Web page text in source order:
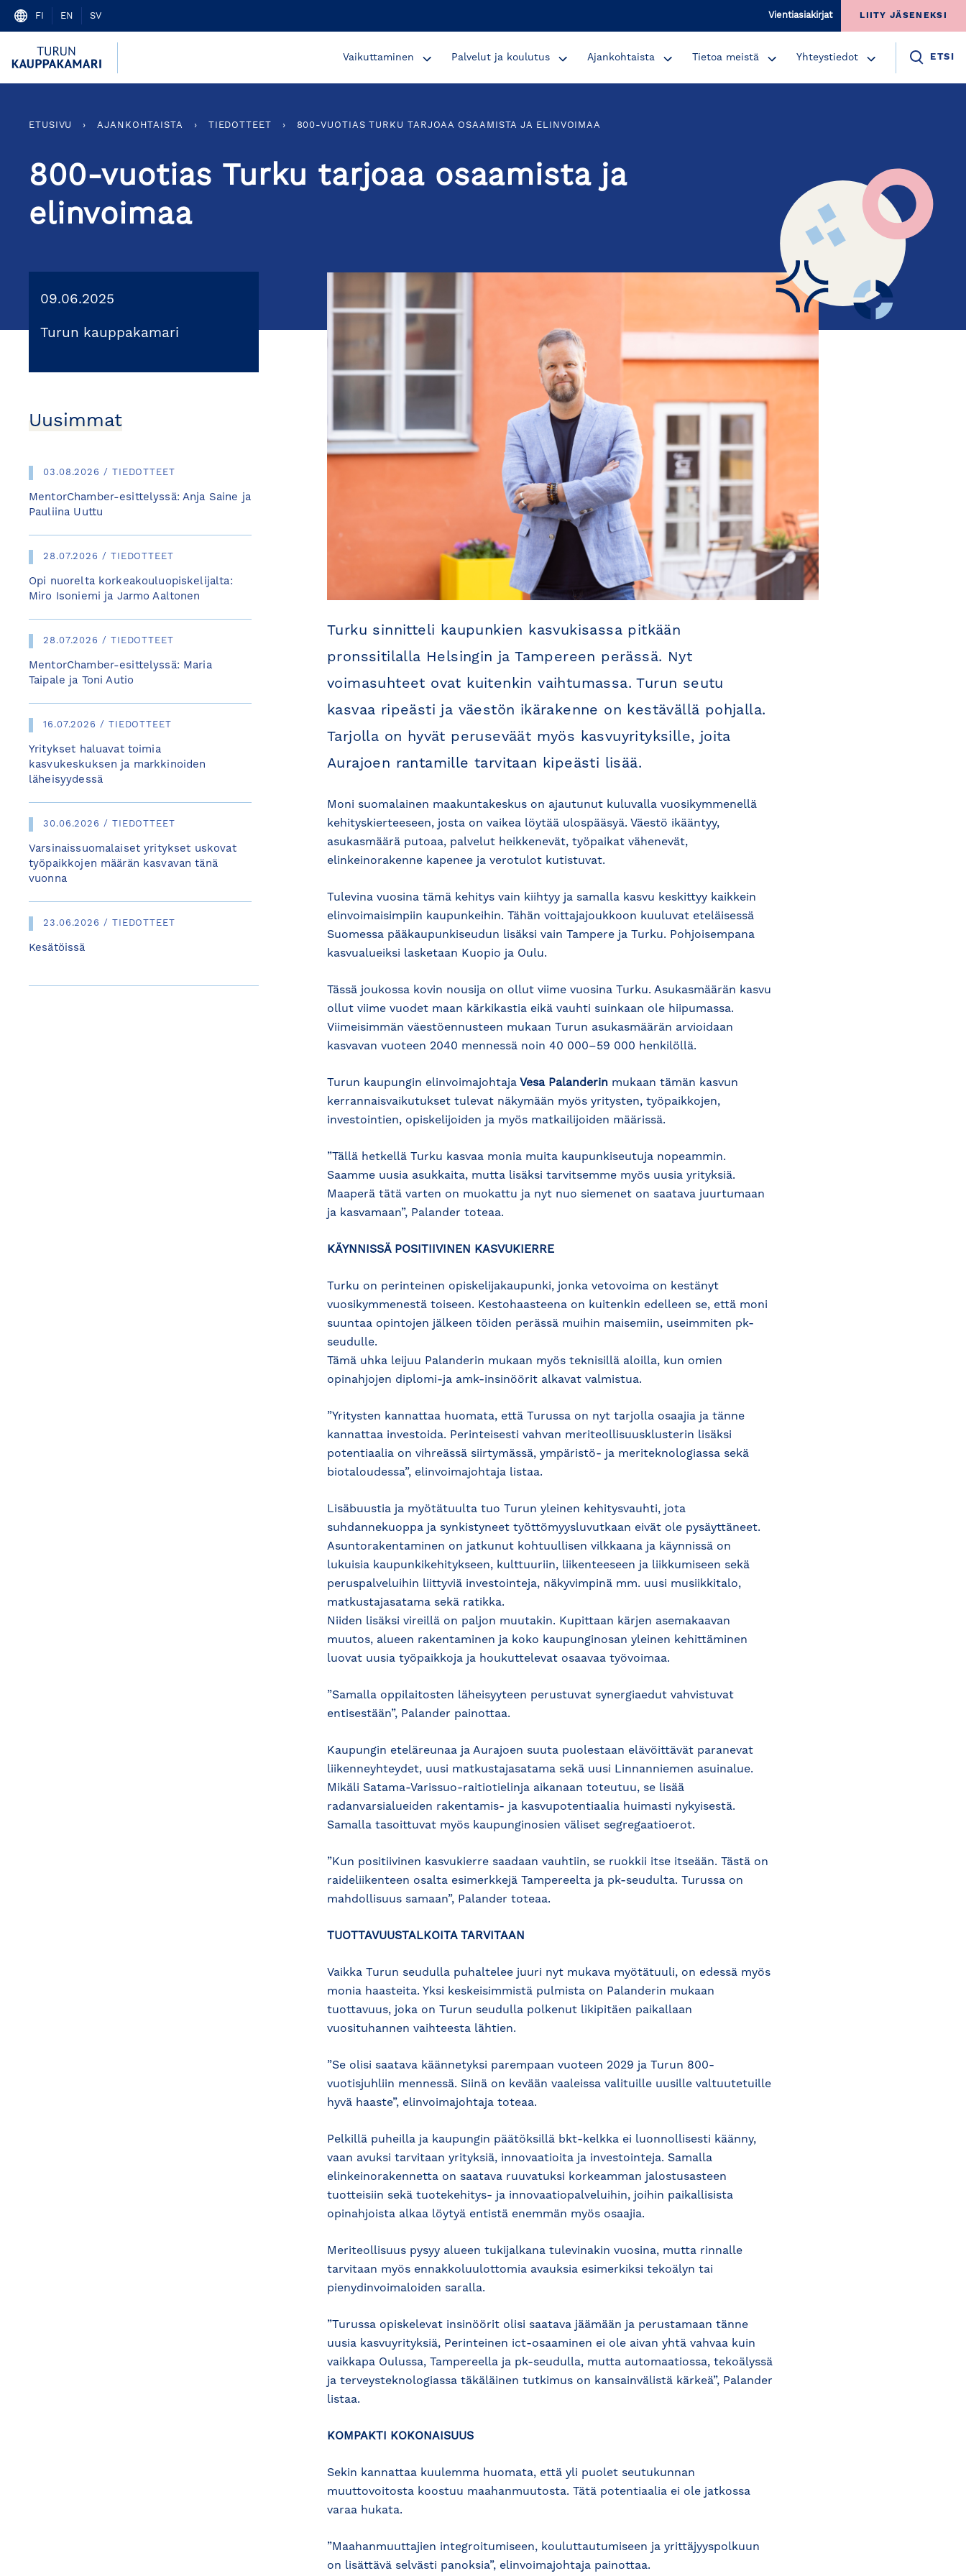
Skip
FI EN SV Vientiasiakirjat LIITY JÄSENEKSI
Vaikuttaminen Palvelut ja koulutus Ajankohtaista Tietoa meistä Yhteystiedot ETSI
ETUSIVU › AJANKOHTAISTA › TIEDOTTEET › 800-VUOTIAS TURKU TARJOAA OSAAMISTA JA ELINVOIMAA
800-vuotias Turku tarjoaa osaamista ja
elinvoimaa
09.06.2025
Turun kauppakamari
Uusimmat
03.08.2026 / TIEDOTTEET
MentorChamber-esittelyssä: Anja Saine ja
Pauliina Uuttu
28.07.2026 / TIEDOTTEET
Opi nuorelta korkeakouluopiskelijalta:
Miro Isoniemi ja Jarmo Aaltonen
28.07.2026 / TIEDOTTEET
MentorChamber-esittelyssä: Maria
Taipale ja Toni Autio
16.07.2026 / TIEDOTTEET
Yritykset haluavat toimia
kasvukeskuksen ja markkinoiden
läheisyydessä
30.06.2026 / TIEDOTTEET
Varsinaissuomalaiset yritykset uskovat
työpaikkojen määrän kasvavan tänä
vuonna
23.06.2026 / TIEDOTTEET
Kesätöissä
Turku sinnitteli kaupunkien kasvukisassa pitkään
pronssitilalla Helsingin ja Tampereen perässä. Nyt
voimasuhteet ovat kuitenkin vaihtumassa. Turun seutu
kasvaa ripeästi ja väestön ikärakenne on kestävällä pohjalla.
Tarjolla on hyvät peruseväät myös kasvuyrityksille, joita
Aurajoen rantamille tarvitaan kipeästi lisää.
Moni suomalainen maakuntakeskus on ajautunut kuluvalla vuosikymmenellä
kehityskierteeseen, josta on vaikea löytää ulospääsyä. Väestö ikääntyy,
asukasmäärä putoaa, palvelut heikkenevät, työpaikat vähenevät,
elinkeinorakenne kapenee ja verotulot kutistuvat.
Tulevina vuosina tämä kehitys vain kiihtyy ja samalla kasvu keskittyy kaikkein
elinvoimaisimpiin kaupunkeihin. Tähän voittajajoukkoon kuuluvat eteläisessä
Suomessa pääkaupunkiseudun lisäksi vain Tampere ja Turku. Pohjoisempana
kasvualueiksi lasketaan Kuopio ja Oulu.
Tässä joukossa kovin nousija on ollut viime vuosina Turku. Asukasmäärän kasvu
ollut viime vuodet maan kärkikastia eikä vauhti suinkaan ole hiipumassa.
Viimeisimmän väestöennusteen mukaan Turun asukasmäärän arvioidaan
kasvavan vuoteen 2040 mennessä noin 40 000–59 000 henkilöllä.
Turun kaupungin elinvoimajohtaja Vesa Palanderin mukaan tämän kasvun
kerrannaisvaikutukset tulevat näkymään myös yritysten, työpaikkojen,
investointien, opiskelijoiden ja myös matkailijoiden määrissä.
”Tällä hetkellä Turku kasvaa monia muita kaupunkiseutuja nopeammin.
Saamme uusia asukkaita, mutta lisäksi tarvitsemme myös uusia yrityksiä.
Maaperä tätä varten on muokattu ja nyt nuo siemenet on saatava juurtumaan
ja kasvamaan”, Palander toteaa.
KÄYNNISSÄ POSITIIVINEN KASVUKIERRE
Turku on perinteinen opiskelijakaupunki, jonka vetovoima on kestänyt
vuosikymmenestä toiseen. Kestohaasteena on kuitenkin edelleen se, että moni
suuntaa opintojen jälkeen töiden perässä muihin maisemiin, useimmiten pk-
seudulle.
Tämä uhka leijuu Palanderin mukaan myös teknisillä aloilla, kun omien
opinahjojen diplomi-ja amk-insinöörit alkavat valmistua.
”Yritysten kannattaa huomata, että Turussa on nyt tarjolla osaajia ja tänne
kannattaa investoida. Perinteisesti vahvan meriteollisuusklusterin lisäksi
potentiaalia on vihreässä siirtymässä, ympäristö- ja meriteknologiassa sekä
biotaloudessa”, elinvoimajohtaja listaa.
Lisäbuustia ja myötätuulta tuo Turun yleinen kehitysvauhti, jota
suhdannekuoppa ja synkistyneet työttömyysluvutkaan eivät ole pysäyttäneet.
Asuntorakentaminen on jatkunut kohtuullisen vilkkaana ja käynnissä on
lukuisia kaupunkikehitykseen, kulttuuriin, liikenteeseen ja liikkumiseen sekä
peruspalveluihin liittyviä investointeja, näkyvimpinä mm. uusi musiikkitalo,
matkustajasatama sekä ratikka.
Niiden lisäksi vireillä on paljon muutakin. Kupittaan kärjen asemakaavan
muutos, alueen rakentaminen ja koko kaupunginosan yleinen kehittäminen
luovat uusia työpaikkoja ja houkuttelevat osaavaa työvoimaa.
”Samalla oppilaitosten läheisyyteen perustuvat synergiaedut vahvistuvat
entisestään”, Palander painottaa.
Kaupungin eteläreunaa ja Aurajoen suuta puolestaan elävöittävät paranevat
liikenneyhteydet, uusi matkustajasatama sekä uusi Linnanniemen asuinalue.
Mikäli Satama-Varissuo-raitiotielinja aikanaan toteutuu, se lisää
radanvarsialueiden rakentamis- ja kasvupotentiaalia huimasti nykyisestä.
Samalla tasoittuvat myös kaupunginosien väliset segregaatioerot.
”Kun positiivinen kasvukierre saadaan vauhtiin, se ruokkii itse itseään. Tästä on
raideliikenteen osalta esimerkkejä Tampereelta ja pk-seudulta. Turussa on
mahdollisuus samaan”, Palander toteaa.
TUOTTAVUUSTALKOITA TARVITAAN
Vaikka Turun seudulla puhaltelee juuri nyt mukava myötätuuli, on edessä myös
monia haasteita. Yksi keskeisimmistä pulmista on Palanderin mukaan
tuottavuus, joka on Turun seudulla polkenut likipitäen paikallaan
vuosituhannen vaihteesta lähtien.
”Se olisi saatava käännetyksi parempaan vuoteen 2029 ja Turun 800-
vuotisjuhliin mennessä. Siinä on kevään vaaleissa valituille uusille valtuutetuille
hyvä haaste”, elinvoimajohtaja toteaa.
Pelkillä puheilla ja kaupungin päätöksillä bkt-kelkka ei luonnollisesti käänny,
vaan avuksi tarvitaan yrityksiä, innovaatioita ja investointeja. Samalla
elinkeinorakennetta on saatava ruuvatuksi korkeamman jalostusasteen
tuotteisiin sekä tuotekehitys- ja innovaatiopalveluihin, joihin paikallisista
opinahjoista alkaa löytyä entistä enemmän myös osaajia.
Meriteollisuus pysyy alueen tukijalkana tulevinakin vuosina, mutta rinnalle
tarvitaan myös ennakkoluulottomia avauksia esimerkiksi tekoälyn tai
pienydinvoimaloiden saralla.
”Turussa opiskelevat insinöörit olisi saatava jäämään ja perustamaan tänne
uusia kasvuyrityksiä, Perinteinen ict-osaaminen ei ole aivan yhtä vahvaa kuin
vaikkapa Oulussa, Tampereella ja pk-seudulla, mutta automaatiossa, tekoälyssä
ja terveysteknologiassa täkäläinen tutkimus on kansainvälistä kärkeä”, Palander
listaa.
KOMPAKTI KOKONAISUUS
Sekin kannattaa kuulemma huomata, että yli puolet seutukunnan
muuttovoitosta koostuu maahanmuutosta. Tätä potentiaalia ei ole jatkossa
varaa hukata.
”Maahanmuuttajien integroitumiseen, kouluttautumiseen ja yrittäjyyspolkuun
on lisättävä selvästi panoksia”, elinvoimajohtaja painottaa.